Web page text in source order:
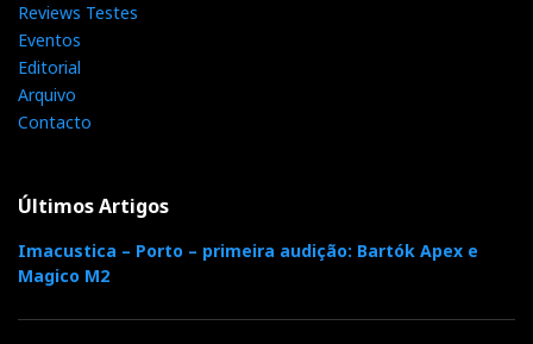
Reviews Testes
Eventos
Editorial
Arquivo
Contacto
Últimos Artigos
Imacustica – Porto – primeira audição: Bartók Apex e
Magico M2